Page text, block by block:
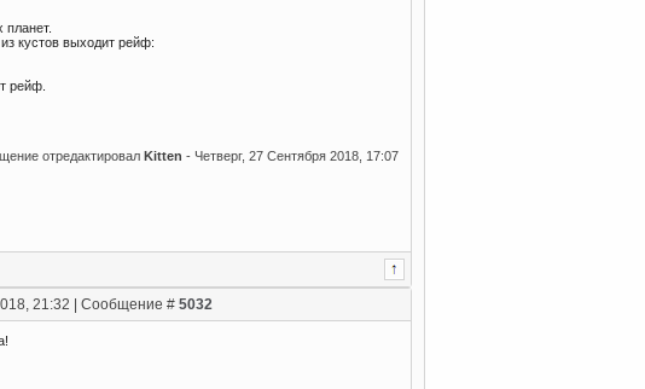
планет.
кустов выходит рейф:
рейф.
отредактировал Kitten - Четверг, 27 Сентября 2018, 17:07
21:32 | Сообщение # 5032